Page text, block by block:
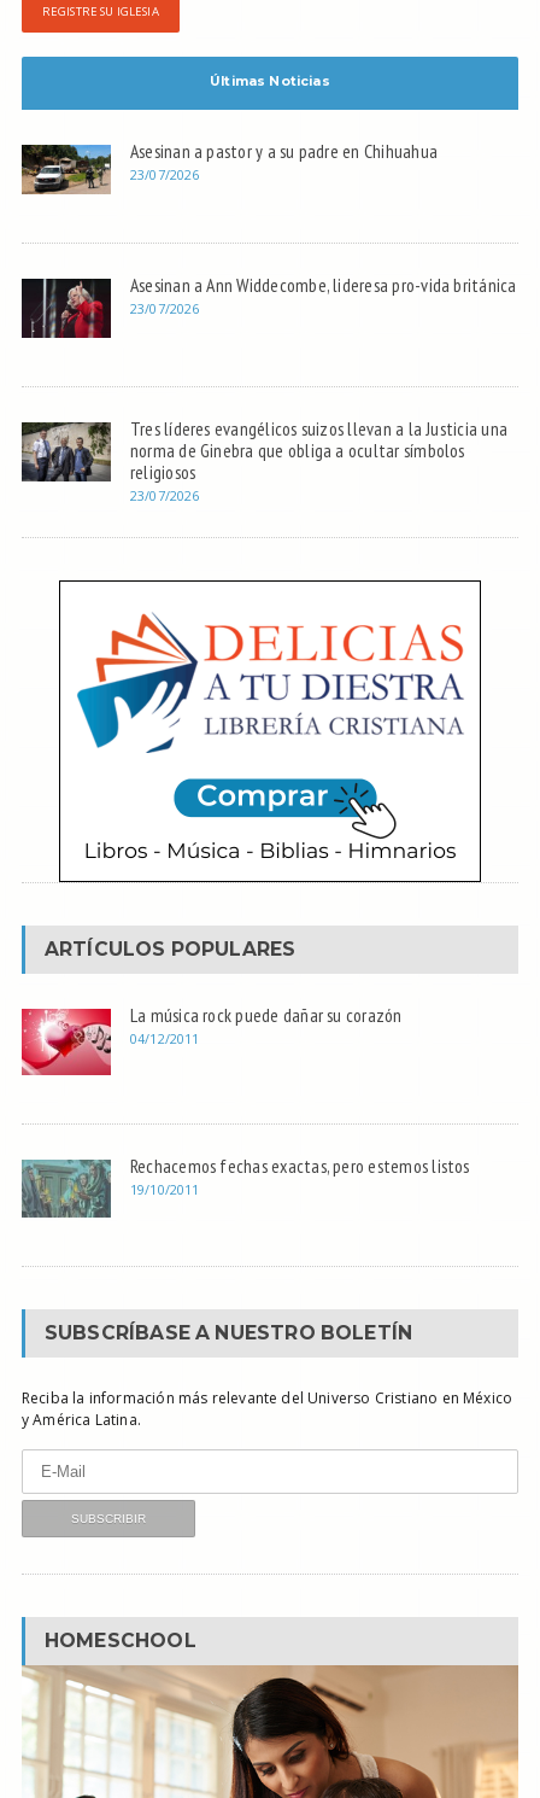
REGISTRE SU IGLESIA
Últimas Noticias
Asesinan a pastor y a su padre en Chihuahua
23/07/2026
Asesinan a Ann Widdecombe, lideresa pro-vida británica
23/07/2026
Tres líderes evangélicos suizos llevan a la Justicia una
norma de Ginebra que obliga a ocultar símbolos
religiosos
23/07/2026
ARTÍCULOS POPULARES
La música rock puede dañar su corazón
04/12/2011
Rechacemos fechas exactas, pero estemos listos
19/10/2011
SUBSCRÍBASE A NUESTRO BOLETÍN
Reciba la información más relevante del Universo Cristiano en México
y América Latina.
HOMESCHOOL